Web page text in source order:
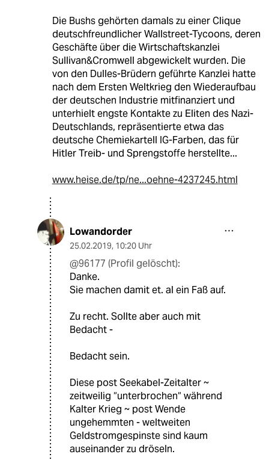
Die Bushs gehörten damals zu einer Clique
deutschfreundlicher Wallstreet-Tycoons, deren
Geschäfte über die Wirtschaftskanzlei
Sullivan&Cromwell abgewickelt wurden. Die
von den Dulles-Brüdern geführte Kanzlei hatte
nach dem Ersten Weltkrieg den Wiederaufbau
der deutschen Industrie mitfinanziert und
unterhielt engste Kontakte zu Eliten des Nazi-
Deutschlands, repräsentierte etwa das
deutsche Chemiekartell IG-Farben, das für
Hitler Treib- und Sprengstoffe herstellte...
www.heise.de/tp/ne...oehne-4237245.html
Lowandorder
25.02.2019, 10:20 Uhr
@96177 (Profil gelöscht):
Danke.
Sie machen damit et. al ein Faß auf.
Zu recht. Sollte aber auch mit
Bedacht -
Bedacht sein.
Diese post Seekabel-Zeitalter ~
zeitweilig “unterbrochen“ während
Kalter Krieg ~ post Wende
ungehemmten - weltweiten
Geldstromgespinste sind kaum
auseinander zu dröseln.